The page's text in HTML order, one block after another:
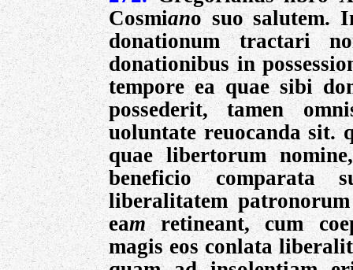
Cosmiano suo salutem.
donationum tractari
donationibus in
tempore ea quae sibi
possederit, tamen
uoluntate reuocanda sit.
quae libertorum
beneficio
liberalitatem
eamretineant, cum
magis eos conlata